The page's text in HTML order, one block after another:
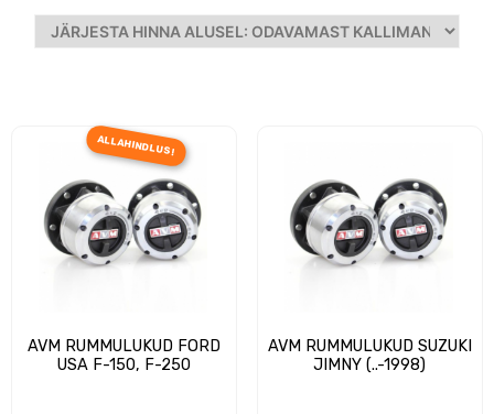
ALLAHINDLUS!
AVM RUMMULUKUD FORD
USA F-150, F-250
AVM RUMMULUKUD SUZUKI
JIMNY (..-1998)